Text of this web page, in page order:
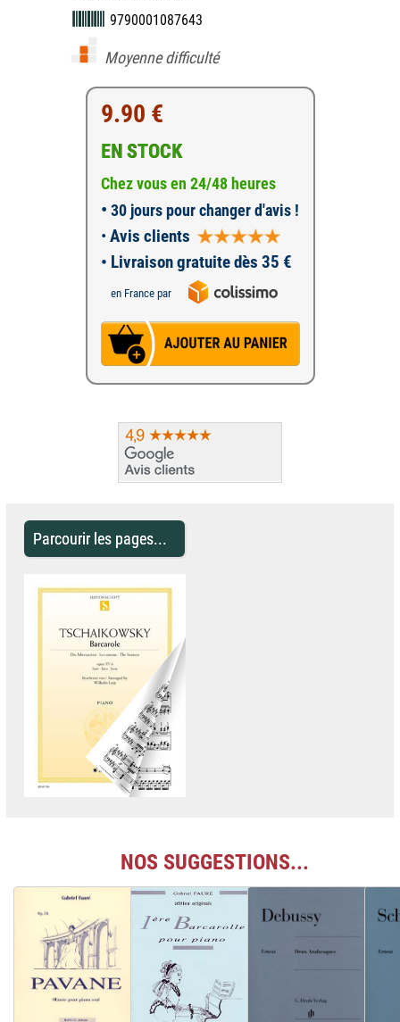
9790001087643
Moyenne difficulté
9.90 €
EN STOCK
Chez vous en 24/48 heures
• 30 jours pour changer d'avis !
• Avis clients
• Livraison gratuite dès 35 €
en France par
Parcourir les pages...
NOS SUGGESTIONS...